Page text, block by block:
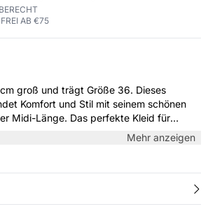
AB €75
groß und trägt Größe 36. Dieses
Komfort und Stil mit seinem schönen
Midi-Länge. Das perfekte Kleid für
und besondere Anlässe. Der weiche
Passform sorgen für Komfort den
Mehr anzeigen